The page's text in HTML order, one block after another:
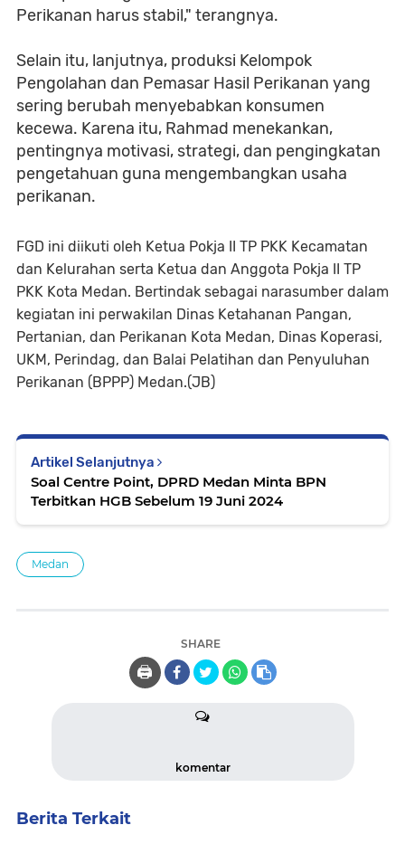
Perikanan harus stabil," terangnya.
Selain itu, lanjutnya, produksi Kelompok
Pengolahan dan Pemasar Hasil Perikanan yang
sering berubah menyebabkan konsumen
kecewa. Karena itu, Rahmad menekankan,
pentingnya motivasi, strategi, dan pengingkatan
pengetahuan guna mengembangkan usaha
perikanan.
FGD ini diikuti oleh Ketua Pokja II TP PKK Kecamatan
dan Kelurahan serta Ketua dan Anggota Pokja II TP
PKK Kota Medan. Bertindak sebagai narasumber dalam
kegiatan ini perwakilan Dinas Ketahanan Pangan,
Pertanian, dan Perikanan Kota Medan, Dinas Koperasi,
UKM, Perindag, dan Balai Pelatihan dan Penyuluhan
Perikanan (BPPP) Medan.(JB)
Artikel Selanjutnya
Soal Centre Point, DPRD Medan Minta BPN
Terbitkan HGB Sebelum 19 Juni 2024
Medan
SHARE
🖨️
komentar
Berita Terkait